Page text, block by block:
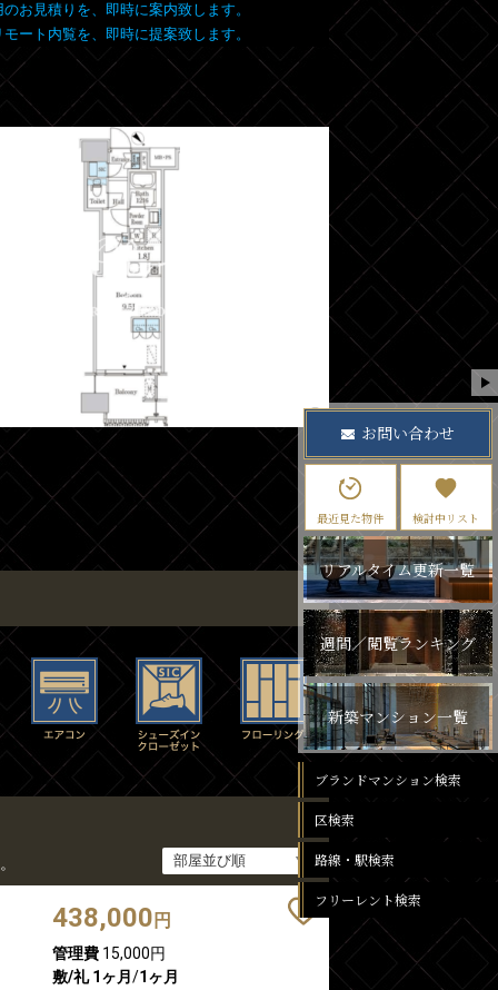
お見積りを、即時に案内致します。
ート内覧を、即時に提案致します。
438,000 円
管理費15,000円
敷/礼 1ヶ月 /1ヶ月
お問い合わせ
最近見た物件 検討中リスト
リアルタイム更新一覧
週間／閲覧ランキング
新築マンション一覧
ブランドマンション検索
区検索
路線・駅検索
フリーレント検索